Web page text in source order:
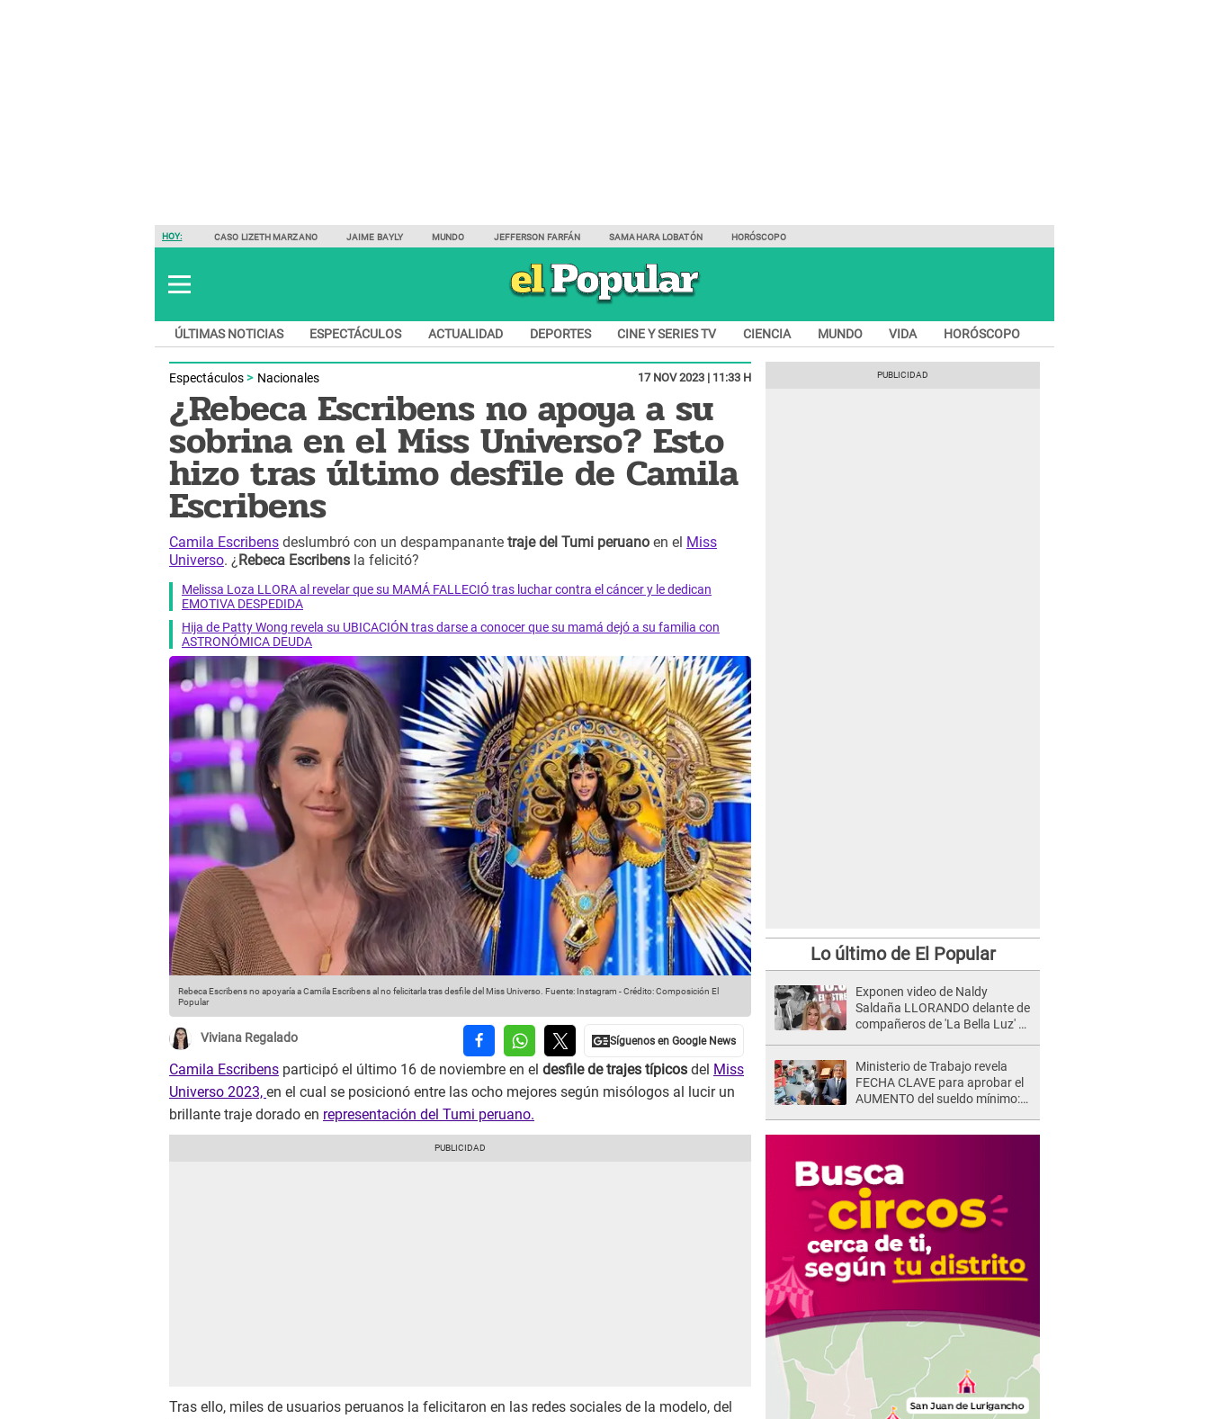
HOY: CASO LIZETH MARZANO JAIME BAYLY MUNDO JEFFERSON FARFÁN SAMAHARA LOBATÓN HORÓSCOPO
ÚLTIMAS NOTICIAS ESPECTÁCULOS ACTUALIDAD DEPORTES CINE Y SERIES TV CIENCIA MUNDO VIDA HORÓSCOPO
Espectáculos Nacionales 17 NOV 2023 | 11:33 H
¿Rebeca Escribens no apoya a su
sobrina en el Miss Universo? Esto
hizo tras último desfile de Camila
Escribens
Camila Escribens deslumbró con un despampanante traje del Tumi peruano en el Miss
Universo. ¿ Rebeca Escribens la felicitó?
Melissa Loza LLORA al revelar que su MAMÁ FALLECIÓ tras luchar contra el cáncer y le dedican
EMOTIVA DESPEDIDA
Hija de Patty Wong revela su UBICACIÓN tras darse a conocer que su mamá dejó a su familia con
ASTRONÓMICA DEUDA
Rebeca Escribens no apoyaría a Camila Escribens al no felicitarla tras desfile del Miss Universo. Fuente: Instagram -Crédito: Composición El
Popular
Viviana Regalado
Camila Escribens participó el último 16 de noviembre en el desfile de trajes típicos del Miss
Universo 2023, en el cual se posicionó entre las ocho mejores según misólogos al lucir un
brillante traje dorado en representación del Tumi peruano.
Tras ello, miles de usuarios peruanos la felicitaron en las redes sociales de la modelo, del
Lo último de El Popular
Exponen video de Naldy
Saldaña LLORANDO delante de
compañeros de 'La Bella Luz' y
Ministerio de Trabajo revela
FECHA CLAVE para aprobar el
AUMENTO del sueldo mínimo: